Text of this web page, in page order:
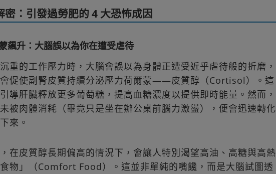
密：引發過勞肥的 4 大恐怖成因
飆升：大腦誤以為你在遭受虐待
重的工作壓力時，大腦會誤以為身體正遭受近乎虐待般的折磨，
促使副腎皮質持續分泌壓力荷爾蒙——皮質醇（Cortisol）。這
導肝臟釋放更多葡萄糖，提高血糖濃度以提供即時能量。然而，
被肉體消耗（畢竟只是坐在辦公桌前腦力激盪），便會迅速轉化
來。
在皮質醇長期偏高的情況下，會讓人特別渴望高油、高糖與高熱
物」（Comfort Food）。這並非單純的嘴饞，而是大腦試圖透